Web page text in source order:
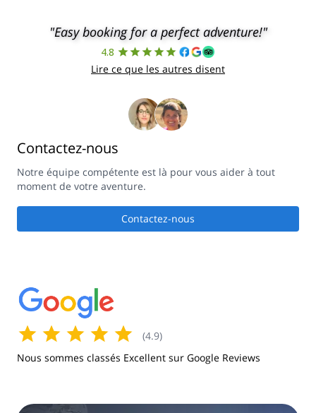
"Easy booking for a perfect adventure!"
4.8
Lire ce que les autres disent
Contactez-nous
Notre équipe compétente est là pour vous aider à tout
moment de votre aventure.
Contactez-nous
(4.9)
Nous sommes classés Excellent sur Google Reviews